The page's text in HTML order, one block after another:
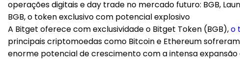
operações digitais e day trade no mercado futuro: BGB,
BGB, o token exclusivo com potencial explosivo
A Bitget oferece com exclusividade o Bitget Token (BGB),o
principais criptomoedas como Bitcoin e Ethereum sofreram
enorme potencial de crescimento com a intensa